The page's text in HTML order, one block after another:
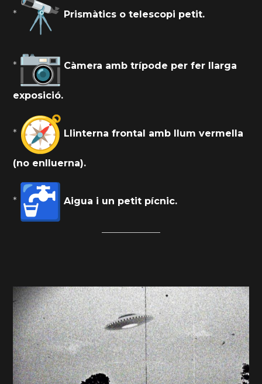
* Prismàtics o telescopi petit.
* Càmera amb trípode per fer llarga
exposició.
* Llinterna frontal amb llum vermella
(no enlluerna).
* Aigua i un petit pícnic.